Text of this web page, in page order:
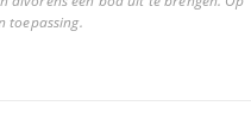
toepassing.